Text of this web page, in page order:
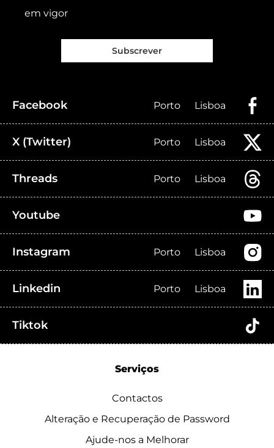
em vigor
Subscrever
Facebook Porto Lisboa
X (Twitter) Porto Lisboa
Threads Porto Lisboa
Youtube
Instagram Porto Lisboa
Linkedin Porto Lisboa
Tiktok
Serviços
Contactos
Alteração e Recuperação de Password
Ajude-nos a Melhorar